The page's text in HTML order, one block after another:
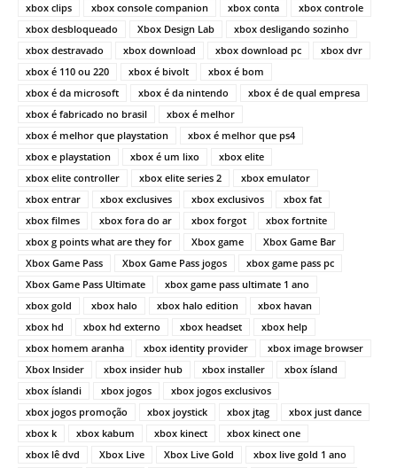
xbox clips
xbox console companion xbox conta
xbox controle
xbox desbloqueado
Xbox Design Lab
xbox desligando sozinho
xbox destravado
xbox download xbox download pc
xbox dvr
xbox é 110 ou 220
xbox é bivolt
xbox é bom
xbox é da microsoft
xbox é da nintendo
xbox é de qual empresa
xbox é fabricado no brasil
xbox é melhor
xbox é melhor que playstation
xbox é melhor que ps4
xbox e playstation
xbox é um lixo
xbox elite
xbox elite controller
xbox elite series 2
xbox emulator
xbox entrar
xbox exclusives xbox exclusivos
xbox fat
xbox filmes
xbox fora do ar xbox forgot
xbox fortnite
xbox g points what are they for
Xbox game
Xbox Game Bar
Xbox Game Pass
Xbox Game Pass jogos
xbox game pass pc
Xbox Game Pass Ultimate
xbox game pass ultimate 1 ano
xbox gold
xbox halo xbox halo edition
xbox havan
xbox hd
xbox hd externo xbox headset
xbox help
xbox homem aranha
xbox identity provider
xbox image browser
Xbox Insider
xbox insider hub xbox installer
xbox ísland
xbox íslandi
xbox jogos
xbox jogos exclusivos
xbox jogos promoção
xbox joystick xbox jtag
xbox just dance
xbox k
xbox kabum xbox kinect
xbox kinect one
xbox lê dvd
Xbox Live Xbox Live Gold
xbox live gold 1 ano